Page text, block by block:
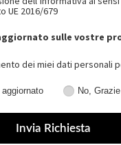
UE 2016/679
sulle vostre
dei miei dati personali
No, Grazie